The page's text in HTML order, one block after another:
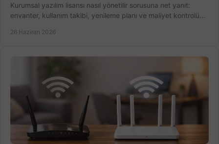
Kurumsal yazılım lisansı nasıl yönetilir sorusuna net yanıt:
envanter, kullanım takibi, yenileme planı ve maliyet kontrolü
26 Haziran 2026